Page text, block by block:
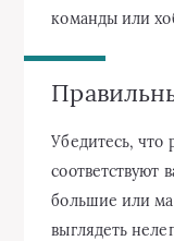
команды или
Убедитесь, что
большие или
выглядеть